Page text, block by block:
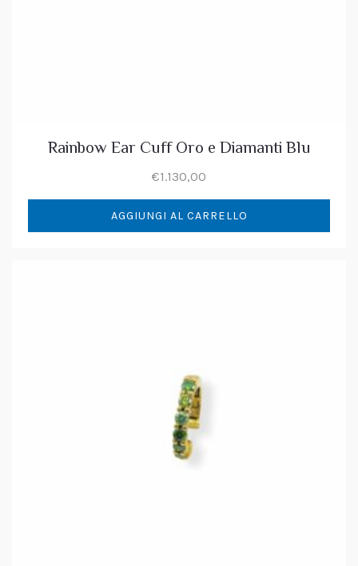
Rainbow Ear Cuff Oro e Diamanti Blu
€1.130,00
AGGIUNGI AL CARRELLO